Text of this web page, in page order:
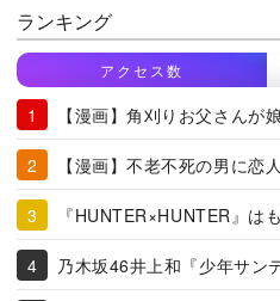
ランキング
アクセス数
【漫画】角刈りお父さんが
【漫画】不老不死の男に恋
『HUNTER×HUNTER』は
乃木坂46井上和『少年サン